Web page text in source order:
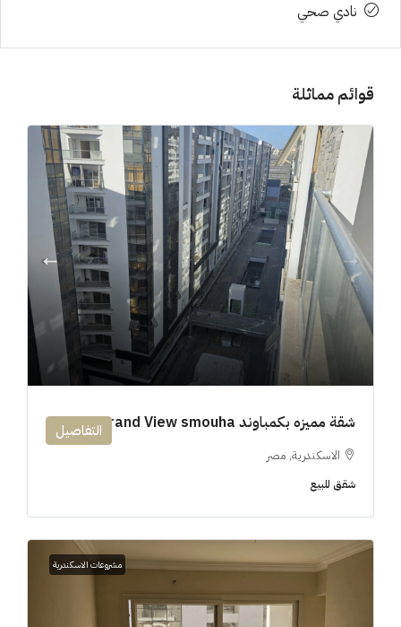
نادي صحي
قوائم مماثلة
شقة مميزه بكمباوند 194m Grand View smouha
الاسكندرية, مصر
شقق للبيع
التفاصيل
مشروعات الاسكندرية